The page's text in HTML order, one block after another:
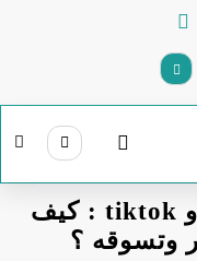
التجارة عبر instagram و tiktok : كيف
وتسوقه ؟